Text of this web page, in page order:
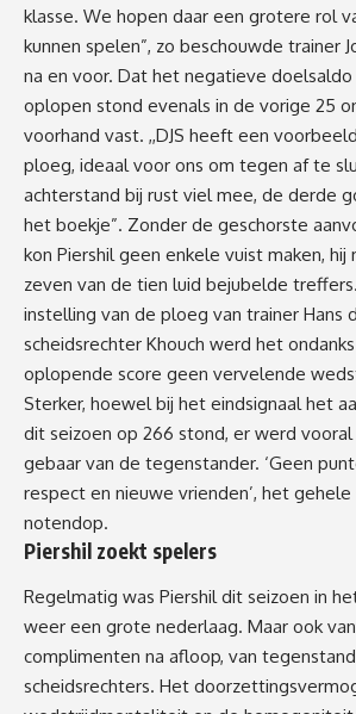
klasse. We hopen daar een grotere rol
kunnen spelen”, zo beschouwde trainer
na en voor. Dat het negatieve
oplopen stond evenals in de vorige 25
voorhand vast. ,,DJS heeft een
ploeg, ideaal voor ons om tegen af te
achterstand bij rust viel mee, de derde
het boekje”. Zonder de geschorste
kon Piershil geen enkele vuist maken, hij
zeven van de tien luid bejubelde
instelling van de ploeg van trainer Hans
scheidsrechter Khouch werd het
oplopende score geen vervelende
Sterker, hoewel bij het eindsignaal het
dit seizoen op 266 stond, er werd
gebaar van de tegenstander. ‘Geen
respect en nieuwe vrienden’, het gehele
notendop.
Piershil zoekt spelers
Regelmatig was Piershil dit seizoen in
weer een grote nederlaag. Maar ook
complimenten na afloop, van
scheidsrechters. Het